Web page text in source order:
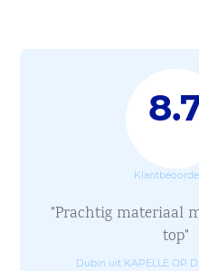
"Prachtig materiaal
top"
Dubin uit KAPELLE OP